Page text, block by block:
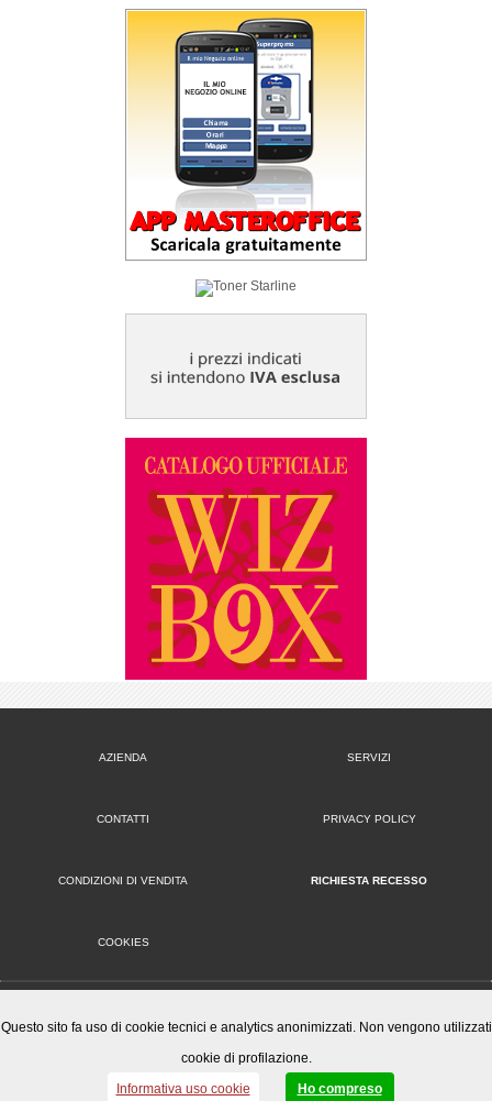
AZIENDA SERVIZI
CONTATTI PRIVACY POLICY
CONDIZIONI DI VENDITA RICHIESTA RECESSO
COOKIES
Mister Wizard S.r.l.
© 2014-15 Mister Wizard, tutti i diritti riservati. Logo Mister Wizard e altri marchi e loghi utilizzati in
questo sito sono di proprietà o concessi in licenza a Mister Wizard. reg. imp. C.F. e P.IVA
Questo sito fa uso di cookie tecnici e analytics anonimizzati. Non vengono utilizzati
cookie di profilazione.
Informativa uso cookie
Ho compreso